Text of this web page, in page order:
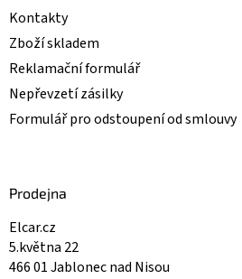
Kontakty
Zboží skladem
Reklamační formulář
Nepřevzetí zásilky
Formulář pro odstoupení od smlouvy
Prodejna
Elcar.cz
5.května 22
466 01 Jablonec nad Nisou